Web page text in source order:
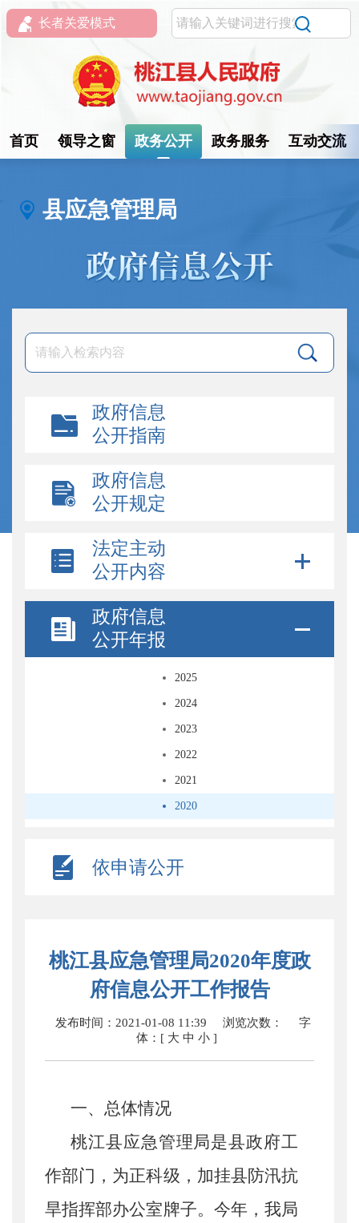
长者关爱模式
首页 领导之窗 政务公开 政务服务 互动交流
县应急管理局
政府信息
公开指南
政府信息
公开规定
法定主动
公开内容
政府信息
公开年报
2025
2024
2023
2022
2021
2020
依申请公开
桃江县应急管理局2020年度政
府信息公开工作报告
发布时间：2021-01-08 11:39 浏览次数：
字
体：[ 大 中 小]
一、总体情况
桃江县应急管理局是县政府工
作部门，为正科级，加挂县防汛抗
旱指挥部办公室牌子。今年，我局